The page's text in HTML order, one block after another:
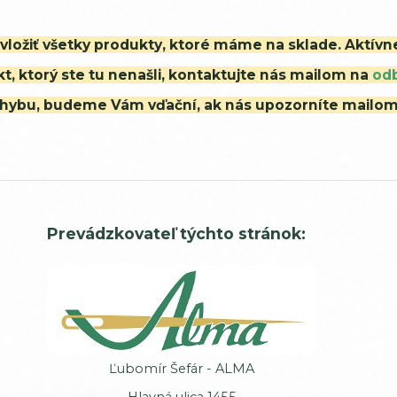
všetky produkty, ktoré máme na sklade.
ktorý ste tu nenašli, kontaktujte nás mailom na
budeme Vám vďační, ak nás upozorníte
Prevádzkovateľ týchto stránok:
Ľubomír Šefár - ALMA